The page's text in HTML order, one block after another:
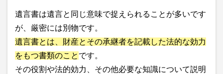
遺言書は遺言と同じ意味で捉えられることが多いです
が、厳密には別物です。
遺言書とは、財産とその承継者を記載した法的な効力
をもつ書類のこと です。
その役割や法的効力、その他必要な知識について説明